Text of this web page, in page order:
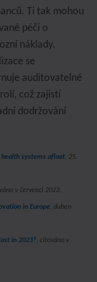
Ti tak mohou
péči o
náklady.
se
auditovatelné
což zajistí
dodržování
systems afloat, 25.
v červenci 2023.
in Europe, duben
in 2023?, citováno v